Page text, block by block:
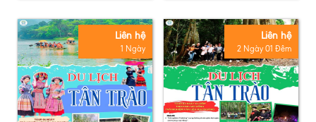
Liên hệ
1 Ngày
Liên hệ
2 Ngày 01 Đêm